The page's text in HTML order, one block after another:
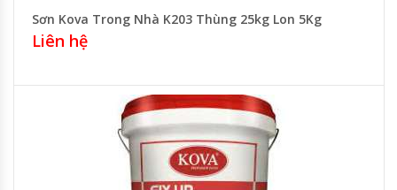
Sơn Kova Trong Nhà K203 Thùng 25kg Lon 5Kg
Liên hệ